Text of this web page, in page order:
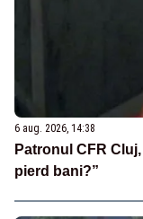
6 aug. 2026, 14:38
Patronul CFR
pierd bani?”